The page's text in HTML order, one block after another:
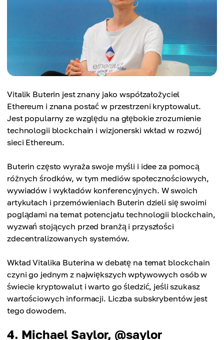
Vitalik Buterin jest znany jako współzałożyciel
Ethereum i znana postać w przestrzeni kryptowalut.
Jest popularny ze względu na głębokie zrozumienie
technologii blockchain i wizjonerski wkład w rozwój
sieci Ethereum.
Buterin często wyraża swoje myśli i idee za pomocą
różnych środków, w tym mediów społecznościowych,
wywiadów i wykładów konferencyjnych. W swoich
artykułach i przemówieniach Buterin dzieli się swoimi
poglądami na temat potencjału technologii blockchain,
wyzwań stojących przed branżą i przyszłości
zdecentralizowanych systemów.
Wkład Vitalika Buterina w debatę na temat blockchain
czyni go jednym z największych wpływowych osób w
świecie kryptowalut i warto go śledzić, jeśli szukasz
wartościowych informacji. Liczba subskrybentów jest
tego dowodem.
4. Michael Saylor, @saylor